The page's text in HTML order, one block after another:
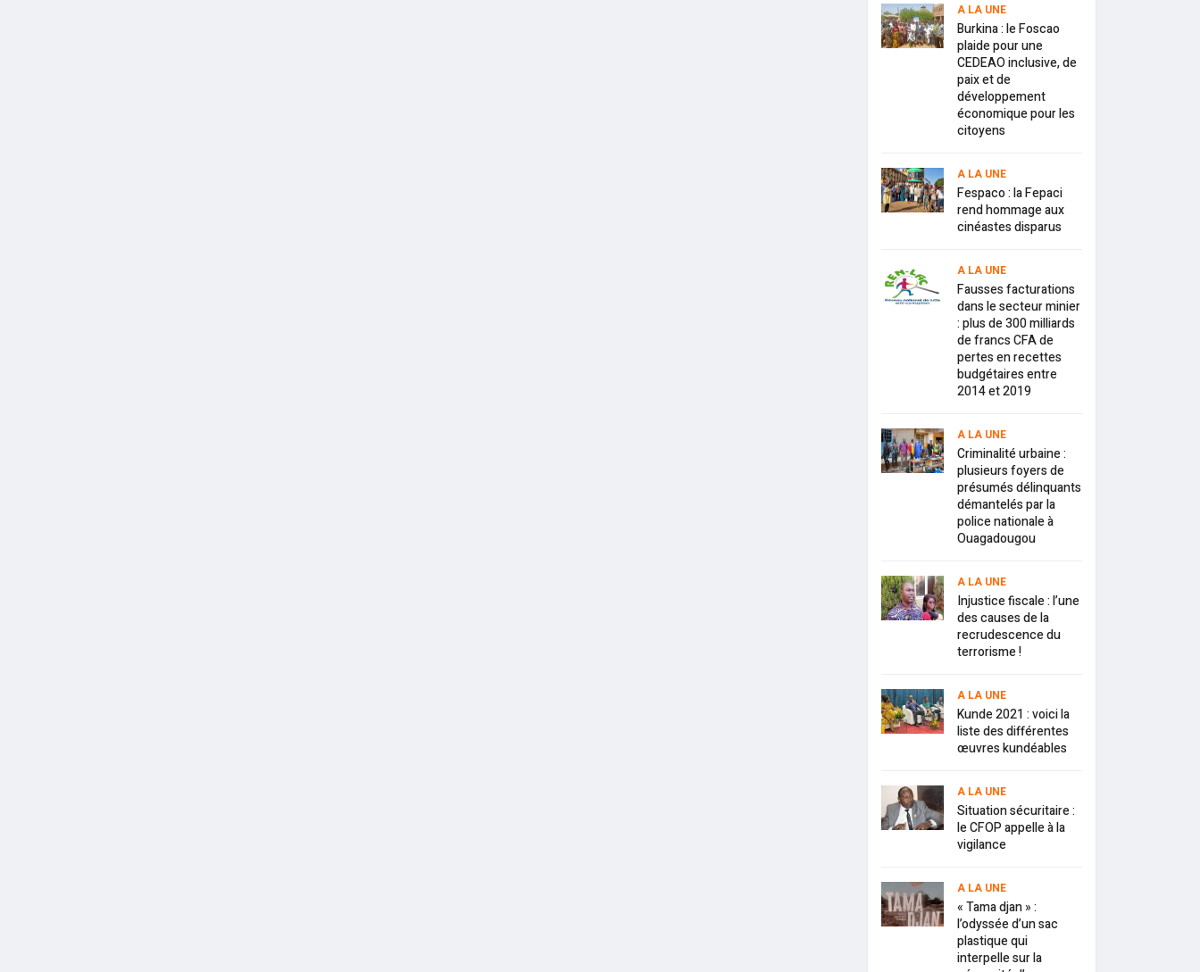
A LA UNE
Burkina : le Foscao
plaide pour une
CEDEAO inclusive, de
paix et de
développement
économique pour les
citoyens
A LA UNE
Fespaco : la Fepaci
rend hommage aux
cinéastes disparus
A LA UNE
Fausses facturations
dans le secteur minier
: plus de 300 milliards
de francs CFA de
pertes en recettes
budgétaires entre
2014 et 2019
A LA UNE
Criminalité urbaine :
plusieurs foyers de
présumés délinquants
démantelés par la
police nationale à
Ouagadougou
A LA UNE
Injustice fiscale : l’une
des causes de la
recrudescence du
terrorisme !
A LA UNE
Kunde 2021 : voici la
liste des différentes
œuvres kundéables
A LA UNE
Situation sécuritaire :
le CFOP appelle à la
vigilance
A LA UNE
« Tama djan » :
l’odyssée d’un sac
plastique qui
interpelle sur la